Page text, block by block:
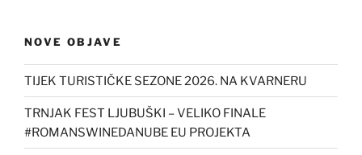
NOVE OBJAVE
TIJEK TURISTIČKE SEZONE 2026. NA KVARNERU
TRNJAK FEST LJUBUŠKI – VELIKO FINALE
#ROMANSWINEDANUBE EU PROJEKTA